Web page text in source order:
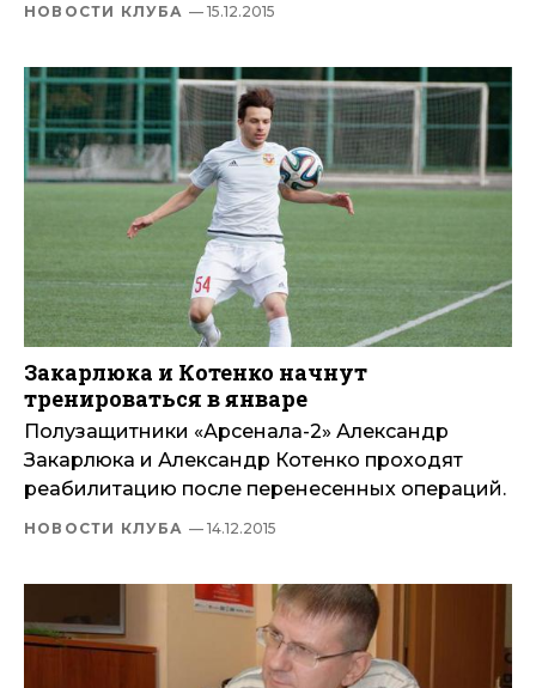
НОВОСТИ КЛУБА — 15.12.2015
Закарлюка и Котенко начнут
тренироваться в январе
Полузащитники «Арсенала-2» Александр
Закарлюка и Александр Котенко проходят
реабилитацию после перенесенных операций.
НОВОСТИ КЛУБА — 14.12.2015